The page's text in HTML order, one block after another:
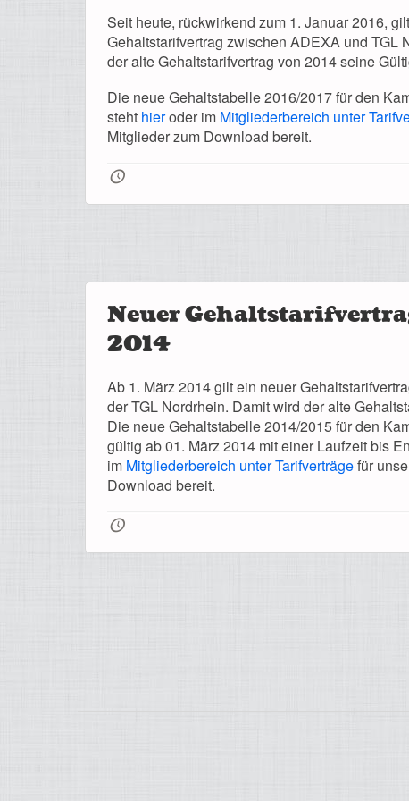
Seit heute, rückwirkend zum 1. Januar 2016,
Gehaltstarifvertrag zwischen ADEXA und TGL
der alte Gehaltstarifvertrag von 2014 seine
Die neue Gehaltstabelle 2016/2017 für den
steht hieroder im Mitgliederbereich unter
Mitglieder zum Download bereit.
🕔
Neuer
2014
Ab 1. März 2014 gilt ein neuer
der TGL Nordrhein. Damit wird der alte
Die neue Gehaltstabelle 2014/2015 für den
gültig ab 01. März 2014 mit einer Laufzeit bis
im Mitgliederbereich unter Tarifverträgefür
Download bereit.
🕔